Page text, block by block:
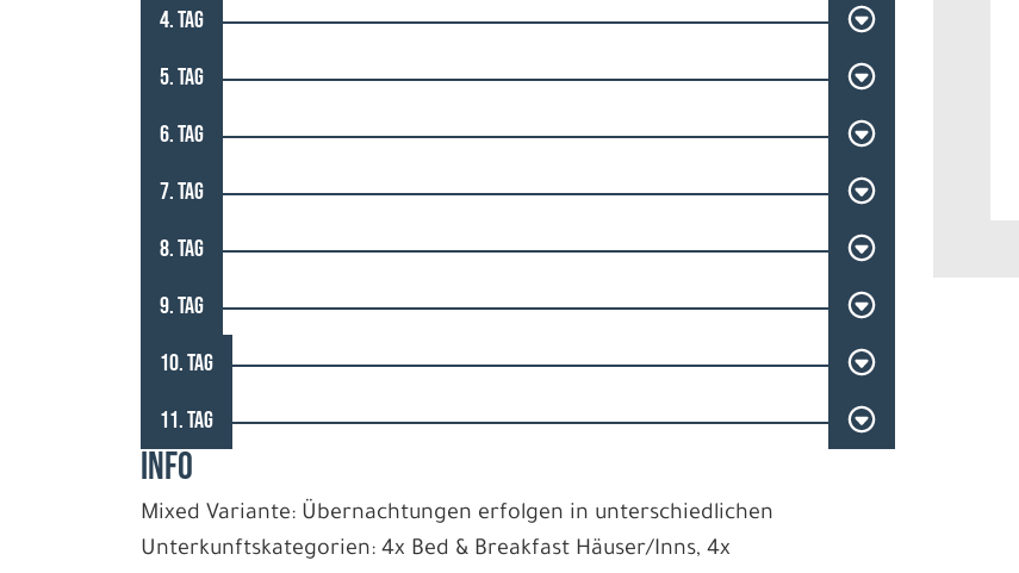
4. TAG
5. TAG
6. TAG
7. TAG
8. TAG
9. TAG
10. TAG
11. TAG
INFO
Mixed Variante: Übernachtungen erfolgen in unterschiedlichen
Unterkunftskategorien: 4x Bed & Breakfast Häuser/Inns, 4x